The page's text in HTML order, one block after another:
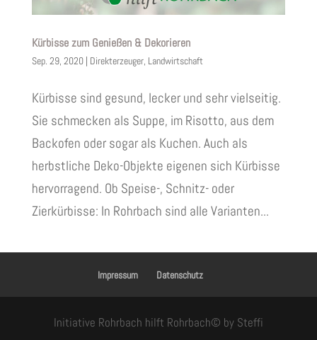
Kürbisse zum Genießen & Dekorieren
Sep. 29, 2020| Direkterzeuger, Landwirtschaft
Kürbisse sind gesund, lecker und sehr vielseitig.
Sie schmecken als Suppe, im Risotto, aus dem
Backofen oder sogar als Kuchen. Auch als
herbstliche Deko-Objekte eigenen sich Kürbisse
hervorragend. Ob Speise-, Schnitz- oder
Zierkürbisse: In Rohrbach sind alle Varianten...
Impressum Datenschutz
Initiative Rohrbach hilft Rohrbach© by Steffi